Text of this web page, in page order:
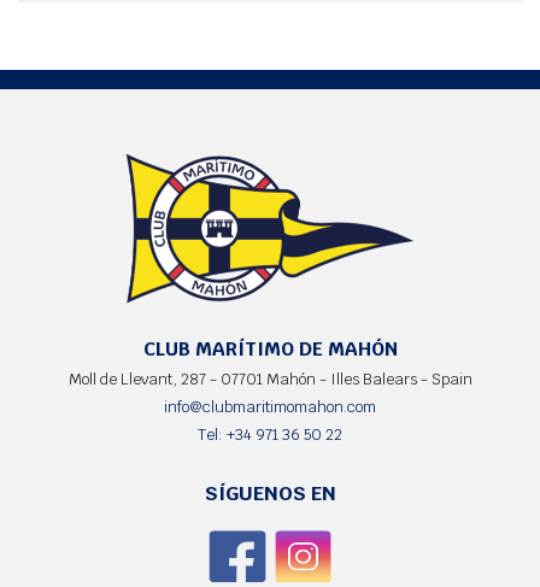
CLUB MARÍTIMO DE MAHÓN
Moll de Llevant, 287 - 07701 Mahón - Illes Balears - Spain
info@clubmaritimomahon.com
Tel: +34 971 36 50 22
SÍGUENOS EN